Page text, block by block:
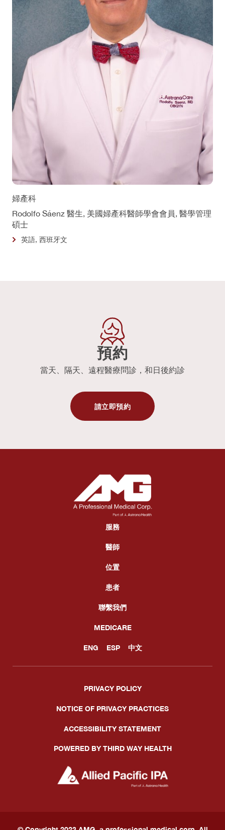
婦產科
Rodolfo Sáenz 醫生, 美國婦產科醫師學會會員, 醫學管理
碩士
英語, 西班牙文
預約
當天、隔天、遠程醫療問診，和日後約診
請立即預約
服務
醫師
位置
患者
聯繫我們
MEDICARE
ENG ESP 中文
PRIVACY POLICY
NOTICE OF PRIVACY PRACTICES
ACCESSIBILITY STATEMENT
POWERED BY THIRD WAY HEALTH